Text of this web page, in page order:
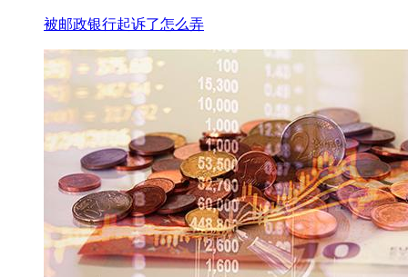
被邮政银行起诉了怎么弄